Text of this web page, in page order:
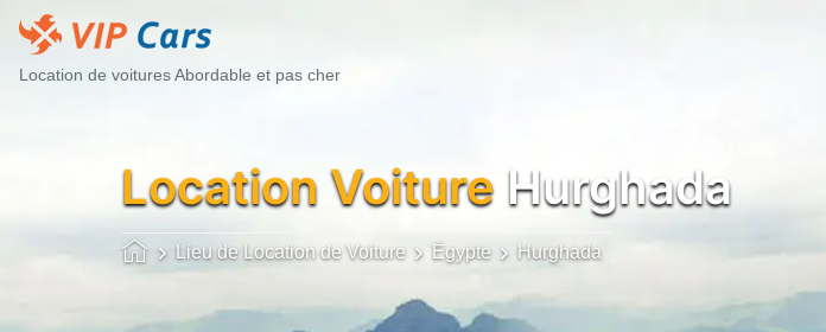
Location de voitures Abordable et pas cher
Location Voiture Hurghada
Lieu de Location de Voiture Égypte Hurghada